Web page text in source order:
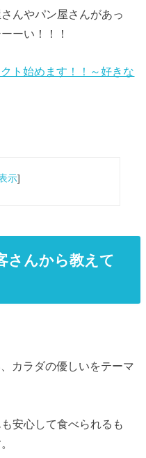
んやパン屋さんがあっ
ーい！！！
ト始めます！！～好きな
示]
さんから教えて
カラダの優しいをテーマ
安心して食べられるも